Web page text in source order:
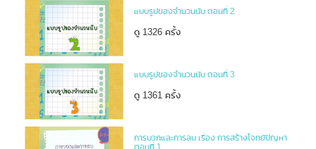
แบบรูปของจำนวนนับ ตอนที่ 2
ดู 1326 ครั้ง
แบบรูปของจำนวนนับ ตอนที่ 3
ดู 1361 ครั้ง
การบวกและการลบ เรื่อง การสร้างโจทย์ปัญหา
ตอนที่ 1